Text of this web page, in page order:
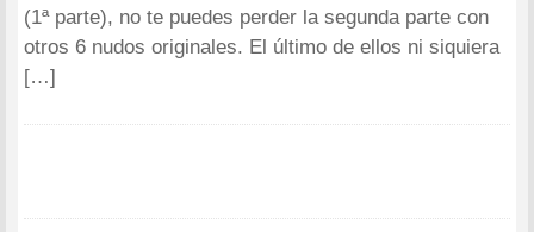
(1ª parte), no te puedes perder la segunda parte con
otros 6 nudos originales. El último de ellos ni siquiera
[…]